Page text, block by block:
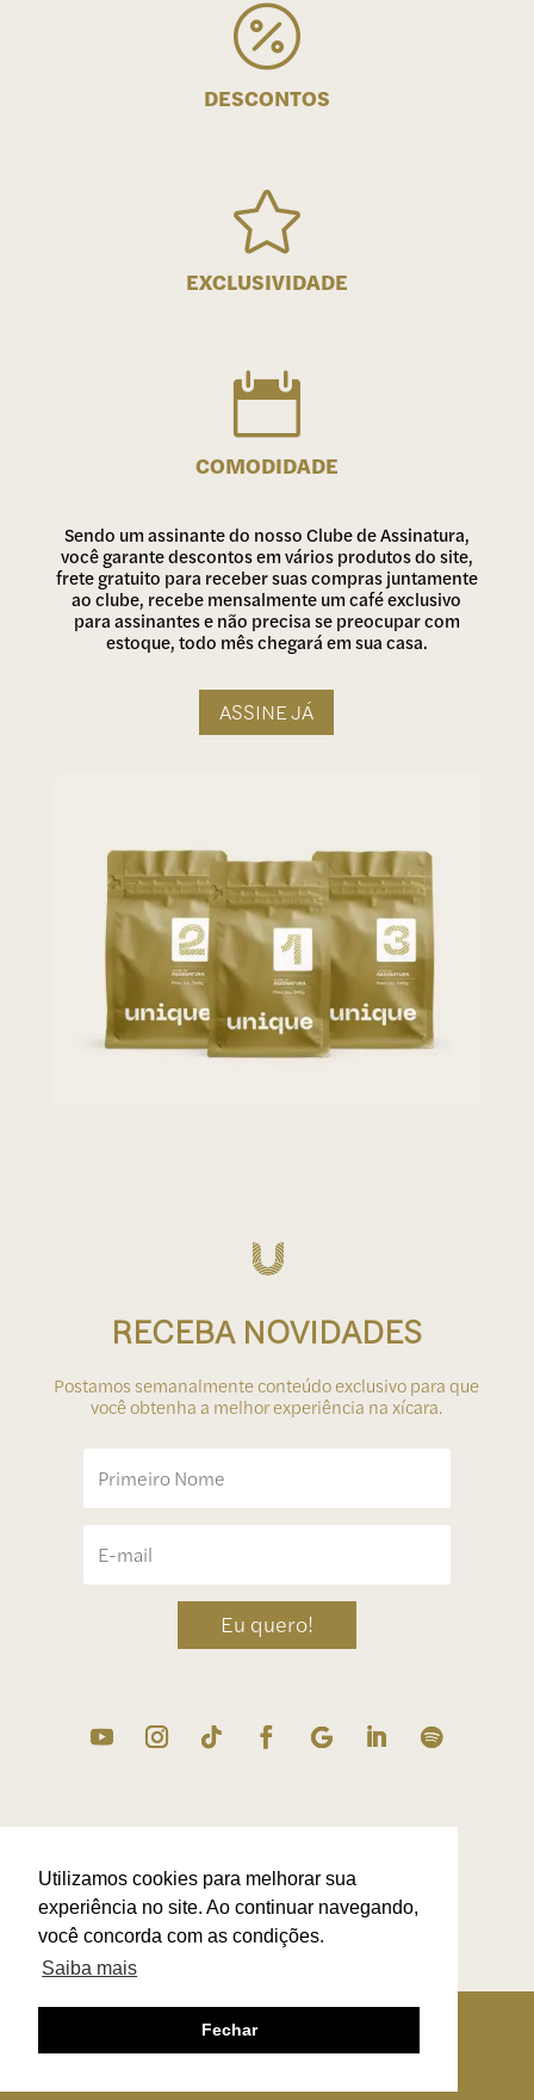
Utilizamos cookies para melhorar sua
experiência no site. Ao continuar navegando,
você concorda com as condições.
Saiba mais
Fechar

DESCONTOS

EXCLUSIVIDADE

COMODIDADE
Sendo um assinante do nosso Clube de Assinatura,
você garante descontos em vários produtos do site,
frete gratuito para receber suas compras juntamente
ao clube, recebe mensalmente um café exclusivo
para assinantes e não precisa se preocupar com
estoque, todo mês chegará em sua casa.
ASSINE JÁ
RECEBA NOVIDADES
Postamos semanalmente conteúdo exclusivo para que
você obtenha a melhor experiência na xícara.
Eu quero!